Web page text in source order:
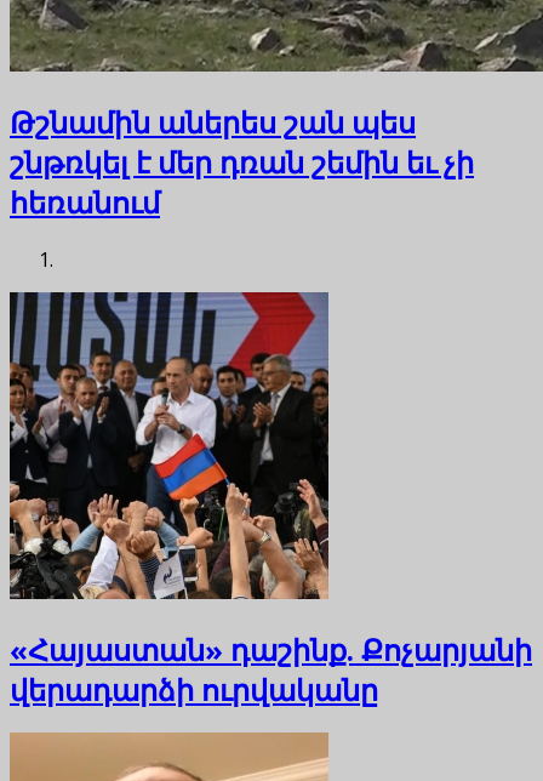
Թշնամին աներես շան պես
շնթռկել է մեր դռան շեմին եւ չի
հեռանում
«Հայաստան» դաշինք. Քոչարյանի
վերադարձի ուրվականը